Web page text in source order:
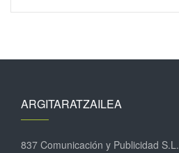
ARGITARATZAILEA
837 Comunicación y Publicidad S.L.